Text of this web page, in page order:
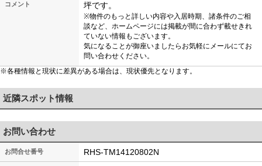
コメント
坪です。
※物件のもっと詳しい内容や入居時期、諸条件のご相
談など、ホームページには掲載が間に合わず載せきれ
ていない情報もございます。
気になることが御座いましたらお気軽にメールにてお
問い合わせください。
※各種情報と現状に差異がある場合は、現状優先となります。
近隣スポット情報
お問い合わせ
お問合せ番号 RHS-TM14120802N